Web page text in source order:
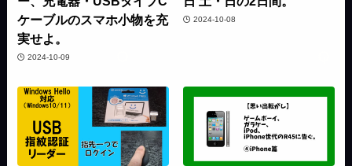
ケーブルのスマホ小物を充
実せよ。
2024-10-09
2024-10-08